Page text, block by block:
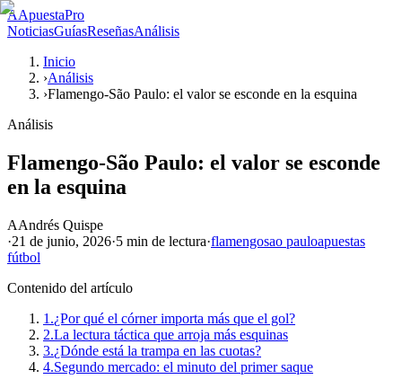
AApuestaPro
NoticiasGuíasReseñasAnálisis
Inicio
›Análisis
›Flamengo-São Paulo: el valor se esconde en la esquina
Análisis
Flamengo-São Paulo: el valor se esconde
en la esquina
AAndrés Quispe
·21 de junio, 2026·5 min de lectura·flamengosao pauloapuestas
fútbol
Contenido del artículo
1.¿Por qué el córner importa más que el gol?
2.La lectura táctica que arroja más esquinas
3.¿Dónde está la trampa en las cuotas?
4.Segundo mercado: el minuto del primer saque